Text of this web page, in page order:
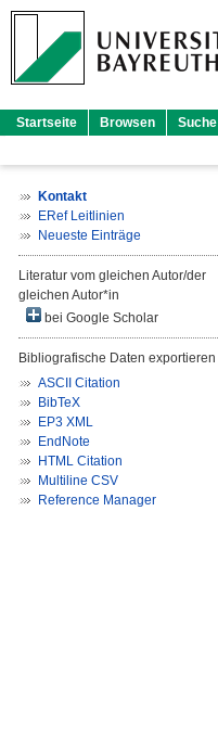
Startseite Browsen Suche
Kontakt
ERef Leitlinien
Neueste Einträge
Literatur vom gleichen Autor/der
gleichen Autor*in
bei Google Scholar
Bibliografische Daten exportieren
ASCII Citation
BibTeX
EP3 XML
EndNote
HTML Citation
Multiline CSV
Reference Manager